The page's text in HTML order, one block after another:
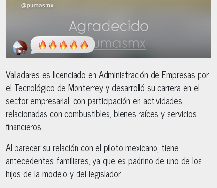
Valladares es licenciado en Administración de Empresas por
el Tecnológico de Monterrey y desarrolló su carrera en el
sector empresarial, con participación en actividades
relacionadas con combustibles, bienes raíces y servicios
financieros.
Al parecer su relación con el piloto mexicano, tiene
antecedentes familiares, ya que es padrino de uno de los
hijos de la modelo y del legislador.